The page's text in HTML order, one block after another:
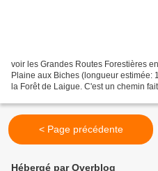
voir les Grandes Routes Forestières
Plaine aux Biches (longueur estimée:
la Forêt de Laigue. C'est un chemin
< Page précédente
Hébergé par Overblog